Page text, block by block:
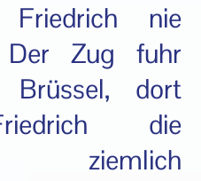
nie
Der Zug fuhr
Brüssel, dort
die
ziemlich